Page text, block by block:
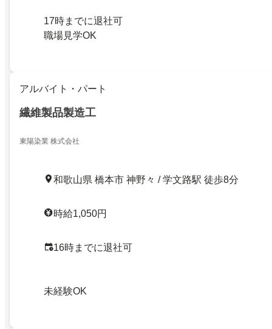
17時までに退社可
職場見学OK
アルバイト・パート
繊維製品製造工
東陽染業 株式会社
和歌山県 橋本市 神野々 / 学文路駅 徒歩8分
時給1,050円
16時までに退社可
未経験OK